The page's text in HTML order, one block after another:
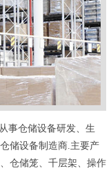
仓储设备研发、生
储设备制造商.主要产
仓储笼、千层架、操作